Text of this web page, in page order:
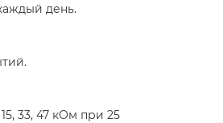
день.
33, 47 кОм при 25